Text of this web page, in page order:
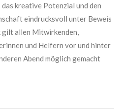
kreative Potenzial und den
eindrucksvoll unter Beweis
gilt allen Mitwirkenden,
und Helfern vor und hinter
Abend möglich gemacht